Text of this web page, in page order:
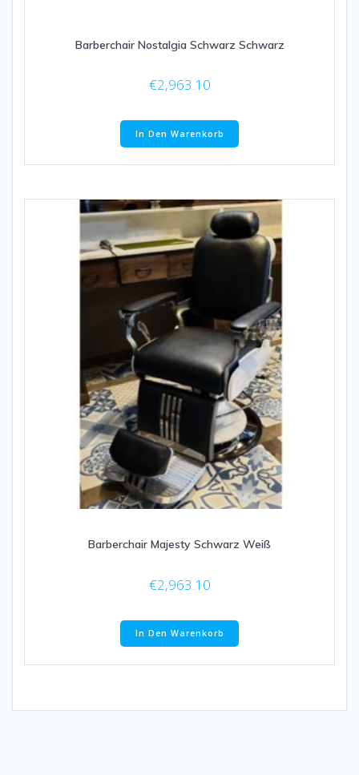
Barberchair Nostalgia Schwarz Schwarz
€2,963.10
In Den Warenkorb
Barberchair Majesty Schwarz Weiß
€2,963.10
In Den Warenkorb